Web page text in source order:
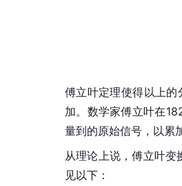
傅立叶定理使得以上
加。数学家傅立叶在
量到的原始信号，以累
从理论上说，傅立叶
见以下：